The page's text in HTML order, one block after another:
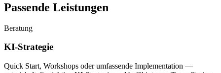
Passende Leistungen
Beratung
KI-Strategie
Quick Start, Workshops oder umfassende Implementation —